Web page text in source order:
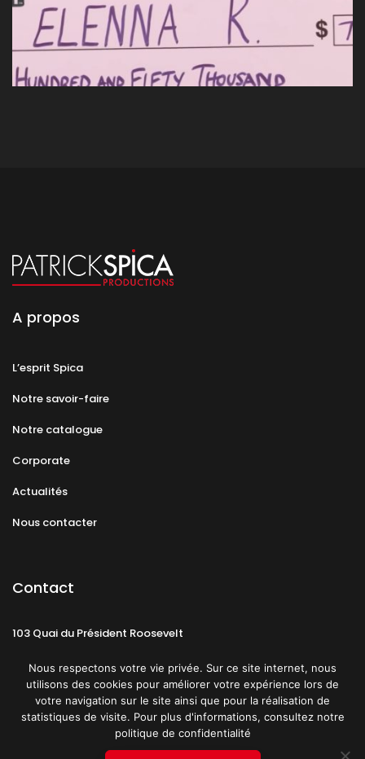
A propos
L’esprit Spica
Notre savoir-faire
Notre catalogue
Corporate
Actualités
Nous contacter
Contact
103 Quai du Président Roosevelt
CGU Politique de confidentialité
Nous respectons votre vie privée. Sur ce site internet, nous
utilisons des cookies pour améliorer votre expérience lors de
votre navigation sur le site ainsi que pour la réalisation de
statistiques de visite. Pour plus d'informations, consultez notre
politique de confidentialité